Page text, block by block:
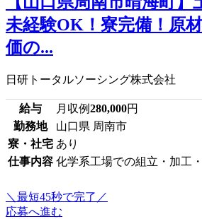
未経験OK！寮完備！原
価の...
日研トータルソーシング株式会社
給与 月収例280,000円
勤務地
山口県 周南市
寮・社宅 あり
仕事内容 化学系工場での組立・加工
＼最短45秒で完了／
応募へ進む